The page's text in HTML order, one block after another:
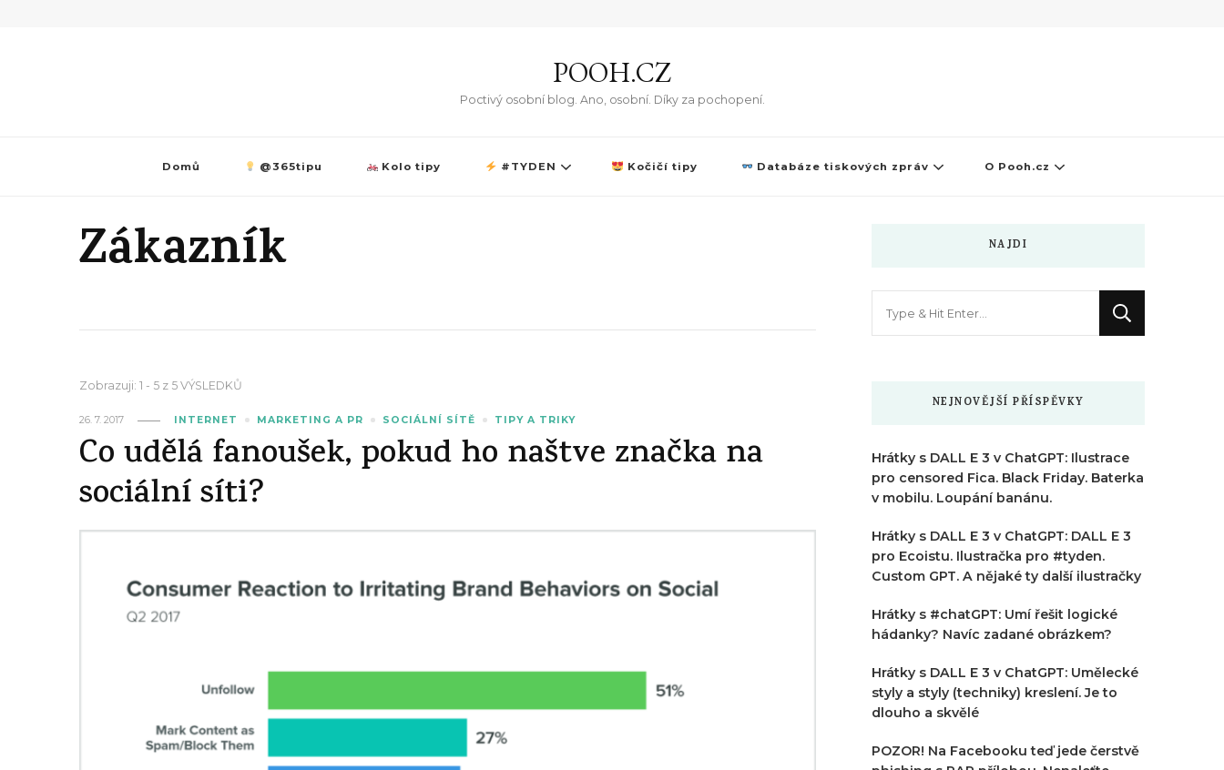
POOH.CZ
Poctivý osobní blog. Ano, osobní. Díky za pochopení.
Domů @365tipu Kolo tipy #TYDEN Kočičí tipy Databáze tiskových zpráv O Pooh.cz
Zákazník
Zobrazuji: 1 - 5 z 5 VÝSLEDKŮ
26. 7. 2017 INTERNET MARKETING A PR SOCIÁLNÍ SÍTĚ TIPY A TRIKY
Co udělá fanoušek, pokud ho naštve značka na
sociální síti?
NAJDI
NEJNOVĚJŠÍ PŘÍSPĚVKY
Hrátky s DALL E 3 v ChatGPT: Ilustrace
pro censored Fica. Black Friday. Baterka
v mobilu. Loupání banánu.
Hrátky s DALL E 3 v ChatGPT: DALL E 3
pro Ecoistu. Ilustračka pro #tyden.
Custom GPT. A nějaké ty další ilustračky
Hrátky s #chatGPT: Umí řešit logické
hádanky? Navíc zadané obrázkem?
Hrátky s DALL E 3 v ChatGPT: Umělecké
styly a styly (techniky) kreslení. Je to
dlouho a skvělé
POZOR! Na Facebooku teď jede čerstvě